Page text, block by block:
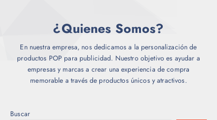
¿Quienes Somos?
En nuestra empresa, nos dedicamos a la personalización de
productos POP para publicidad. Nuestro objetivo es ayudar a
empresas y marcas a crear una experiencia de compra
memorable a través de productos únicos y atractivos.
Buscar